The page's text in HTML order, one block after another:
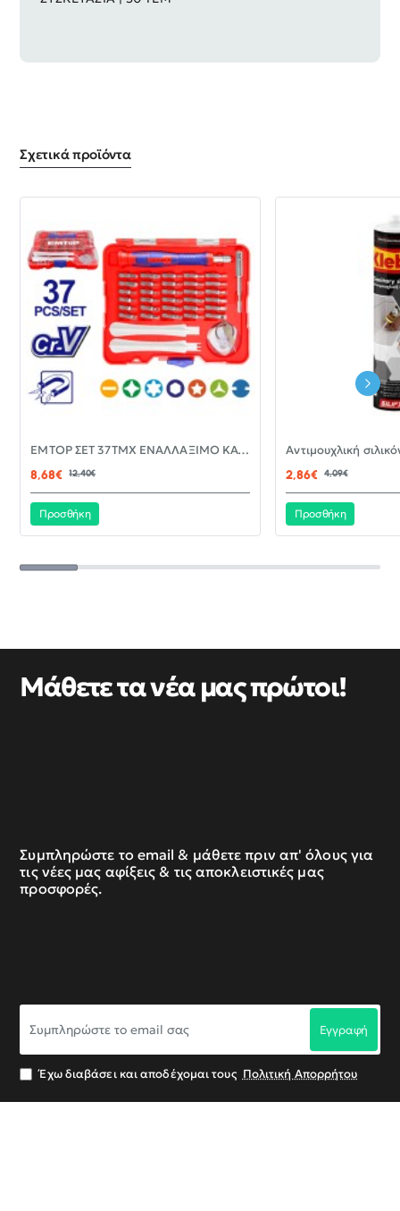
Σχετικά προϊόντα
-30%EMTOP ΣΕΤ 37ΤΜΧ ΕΝΑΛΛΑΞΙΜΟ ΚΑΤΣΑΒΙΔΙ ΜΕ ΜΥΤΕΣ EBST03702
8,68€
12,40€
Προσθήκη
2,86€ 4,09€
Προσθήκη
Μάθετε τα νέα μας πρώτοι!
Συμπληρώστε το email & μάθετε πριν απ' όλους για
τις νέες μας αφίξεις & τις αποκλειστικές μας
προσφορές.
το
σας
Εγγραφή
Έχω διαβάσει και αποδέχομαι τους Πολιτική Απορρήτου